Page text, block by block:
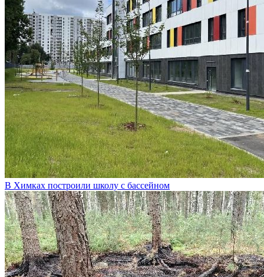
В Химках построили школу с бассейном